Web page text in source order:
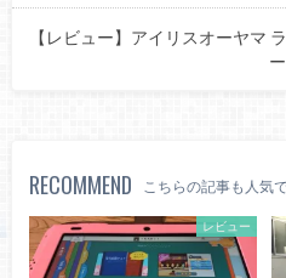
【レビュー】アイリスオーヤマ
RECOMMEND こちらの記事も人気で
レビュー